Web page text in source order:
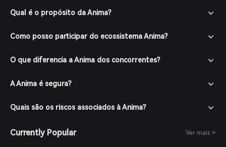
Qual é o propósito da Anima?
Como posso participar do ecossistema Anima?
O que diferencia a Anima dos concorrentes?
A Anima é segura?
Quais são os riscos associados à Anima?
Currently Popular Ver mais >